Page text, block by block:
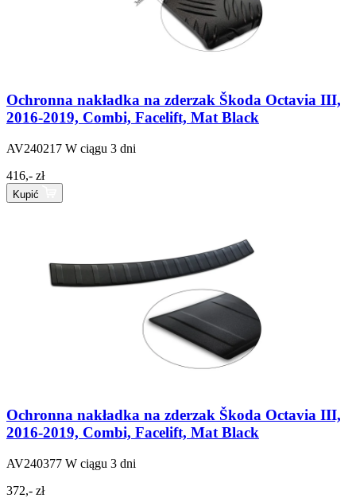
Ochronna nakładka na zderzak Škoda Octavia III,
2016-2019, Combi, Facelift, Mat Black
AV240217 W ciągu 3 dni
416,- zł
Kupić
Ochronna nakładka na zderzak Škoda Octavia III,
2016-2019, Combi, Facelift, Mat Black
AV240377 W ciągu 3 dni
372,- zł